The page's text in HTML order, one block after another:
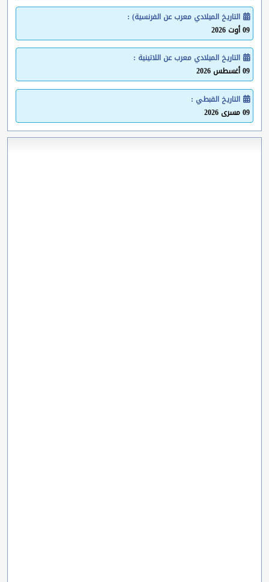
التاريخ الميلادي معرب عن الفرنسية) :
09 أوت 2026
التاريخ الميلادي معرب عن اللاتينية :
09 أغسطس 2026
التاريخ القبطي :
09 مسرى 2026